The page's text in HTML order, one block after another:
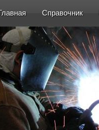
Справочник